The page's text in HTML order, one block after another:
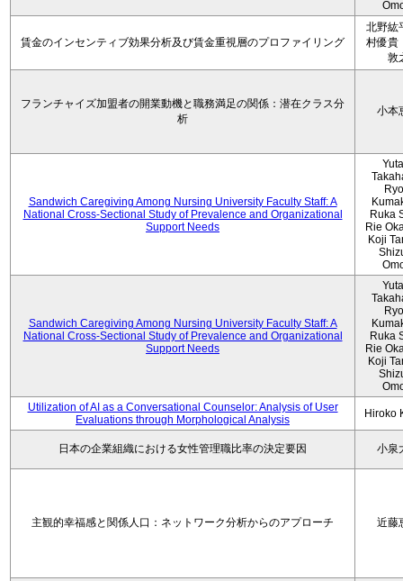
賃金のインセンティブ効果分析及び賃金重視層のプロファイリング
北野紘
村優貴
敦
フランチャイズ加盟者の開業動機と職務満足の関係：潜在クラス分
析
小本
Sandwich Caregiving Among Nursing University Faculty Staff: A
National Cross-Sectional Study of Prevalence and Organizational
Support Needs
Ruka
Rie
Koji
Sandwich Caregiving Among Nursing University Faculty Staff: A
National Cross-Sectional Study of Prevalence and Organizational
Support Needs
Ruka
Rie
Koji
Utilization of AI as a Conversational Counselor: Analysis of User
Evaluations through Morphological Analysis
Hiroko
日本の企業組織における女性管理職比率の決定要因 小泉
主観的幸福感と関係人口：ネットワーク分析からのアプローチ 近藤